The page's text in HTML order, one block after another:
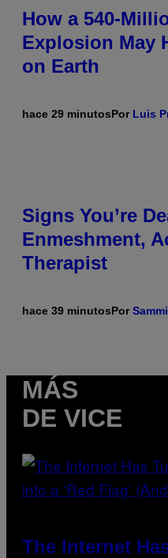
How a 540-
Explosion May
on Earth
hace 29 minutosPor Luis
Signs You’re
Enmeshment,
Therapist
hace 39 minutosPor
MÁS
DE VICE
The Internet